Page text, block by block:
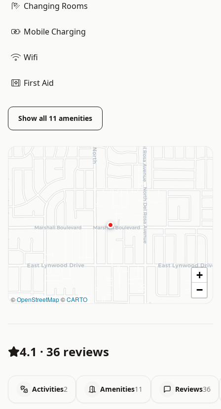
Changing Rooms
Mobile Charging
Wifi
First Aid
Show all 11 amenities
©OpenStreetMap©CARTO
+
−
4.1 · 36 reviews
Activities2 Amenities11 Reviews36